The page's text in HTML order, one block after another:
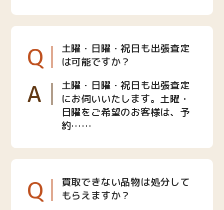
Q
土曜・日曜・祝日も出張査定
は可能ですか？
A
土曜・日曜・祝日も出張査定
にお伺いいたします。土曜・
日曜をご希望のお客様は、予
約……
Q
買取できない品物は処分して
もらえますか？